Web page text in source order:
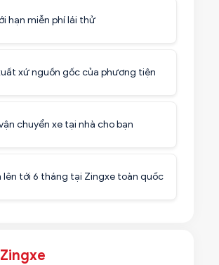
hạn miễn phí lái thử
xứ nguồn gốc của phương tiện
chuyển xe tại nhà cho bạn
lên tới 6 tháng tại Zingxe toàn quốc
Zingxe